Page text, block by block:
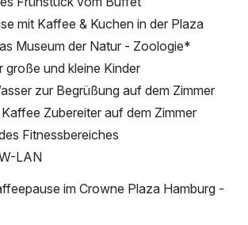
mit Kaffee & Kuchen in der Plaza
Museum der Natur - Zoologie*
große und kleine Kinder
zur Begrüßung auf dem Zimmer
Zubereiter auf dem Zimmer
Fitnessbereiches
LAN
im Crowne Plaza Hamburg -